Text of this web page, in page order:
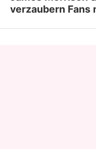
verzaubern Fans